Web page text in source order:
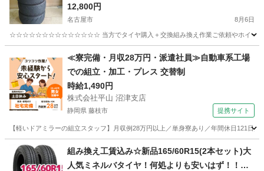
12,800円
名古屋市 8月6日
☆☆☆☆☆☆☆☆☆☆☆☆☆☆ 当方でタイヤ購入＋交換組み換え作業ご依頼やホイール+タイ
タイヤ、ホイール
≪寮完備・月収28万円・派遣社員≫自動車系工場
での組立・加工・プレス 交替制
時給1,490円
株式会社平山 沼津支店
静岡県 藤枝市 提携サイト
【軽いドアミラーの組立スタッフ】月収例28万円以上／単身寮あり／年間休日121
静岡 藤枝市 その他
組み換え工賃込み☆新品165/60R15(2本セット)大
人気ミネルバタイヤ！何処よりも安いはず！！